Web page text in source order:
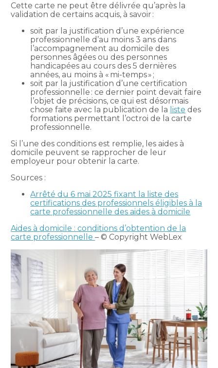
Cette carte ne peut être délivrée qu’après la
validation de certains acquis, à savoir :
soit par la justification d’une expérience
professionnelle d’au moins 3 ans dans
l’accompagnement au domicile des
personnes âgées ou des personnes
handicapées au cours des 5 dernières
années, au moins à « mi-temps » ;
soit par la justification d’une certification
professionnelle : ce dernier point devait faire
l’objet de précisions, ce qui est désormais
chose faite avec la publication de la liste des
formations permettant l’octroi de la carte
professionnelle.
Si l’une des conditions est remplie, les aides à
domicile peuvent se rapprocher de leur
employeur pour obtenir la carte.
Sources :
Arrêté du 6 mai 2025 fixant la liste des
certifications des professionnels éligibles à la
carte professionnelle des aides à domicile
Aides à domicile : conditions d’obtention de la
carte professionnelle– © Copyright WebLex